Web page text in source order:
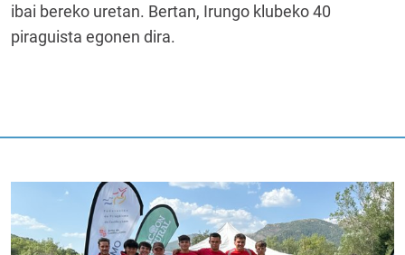
ibai bereko uretan. Bertan, Irungo klubeko 40
piraguista egonen dira.